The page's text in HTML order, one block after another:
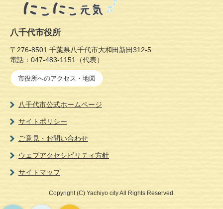
八千代市役所
〒276-8501 千葉県八千代市大和田新田312-5
電話：047-483-1151（代表）
市役所へのアクセス・地図
八千代市公式ホームページ
サイトポリシー
ご意見・お問い合わせ
ウェブアクセシビリティ方針
サイトマップ
Copyright (C) Yachiyo cityAll Rights Reserved.